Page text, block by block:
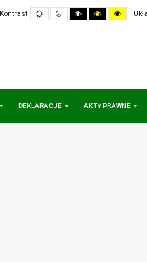
Kontrast
Default
mode
Night
mode
High
Contrast
High
Contrast
High
Contrast
DEKLARACJE AKTY PRAWNE